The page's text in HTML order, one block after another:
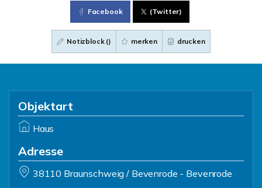
Facebook (Twitter)
Notizblock () merken drucken
Objektart
Haus
Adresse
38110 Braunschweig / Bevenrode - Bevenrode